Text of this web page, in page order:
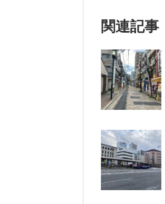
関連記事